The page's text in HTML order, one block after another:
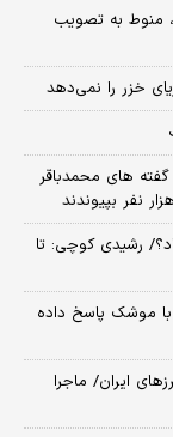
منوط به تصویب
خزر را نمی‌دهد
در گفته های محمدباقر
رشیدی کوچی: تا
موشک پاسخ داده
ایران/ ماجرا